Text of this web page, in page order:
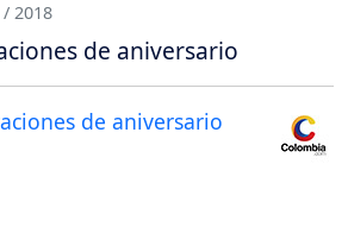
/ 2018
de aniversario